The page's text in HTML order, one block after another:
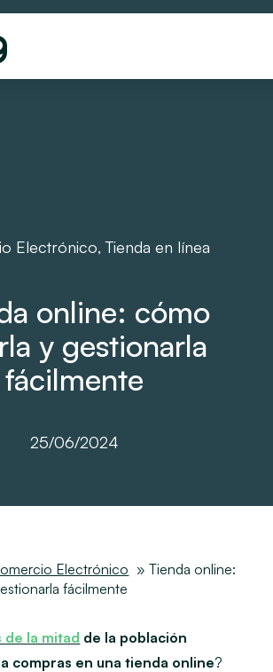
Electrónico,Tienda en línea
online: cómo
y gestionarla
fácilmente
25/06/2024
Electrónico »Tienda online:
fácilmente
de la mitad de la población
compras en una tienda online?